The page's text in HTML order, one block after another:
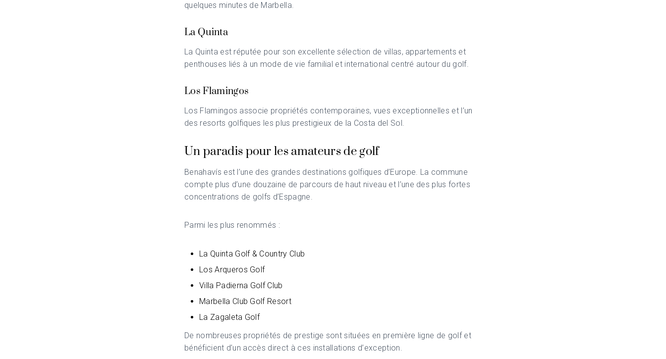
quelques minutes de Marbella.
La Quinta
La Quinta est réputée pour son excellente sélection de villas, appartements et
penthouses liés à un mode de vie familial et international centré autour du golf.
Los Flamingos
Los Flamingos associe propriétés contemporaines, vues exceptionnelles et l’un
des resorts golfiques les plus prestigieux de la Costa del Sol.
Un paradis pour les amateurs de golf
Benahavís est l’une des grandes destinations golfiques d’Europe. La commune
compte plus d’une douzaine de parcours de haut niveau et l’une des plus fortes
concentrations de golfs d’Espagne.
Parmi les plus renommés :
La Quinta Golf & Country Club
Los Arqueros Golf
Villa Padierna Golf Club
Marbella Club Golf Resort
La Zagaleta Golf
De nombreuses propriétés de prestige sont situées en première ligne de golf et
bénéficient d’un accès direct à ces installations d’exception.